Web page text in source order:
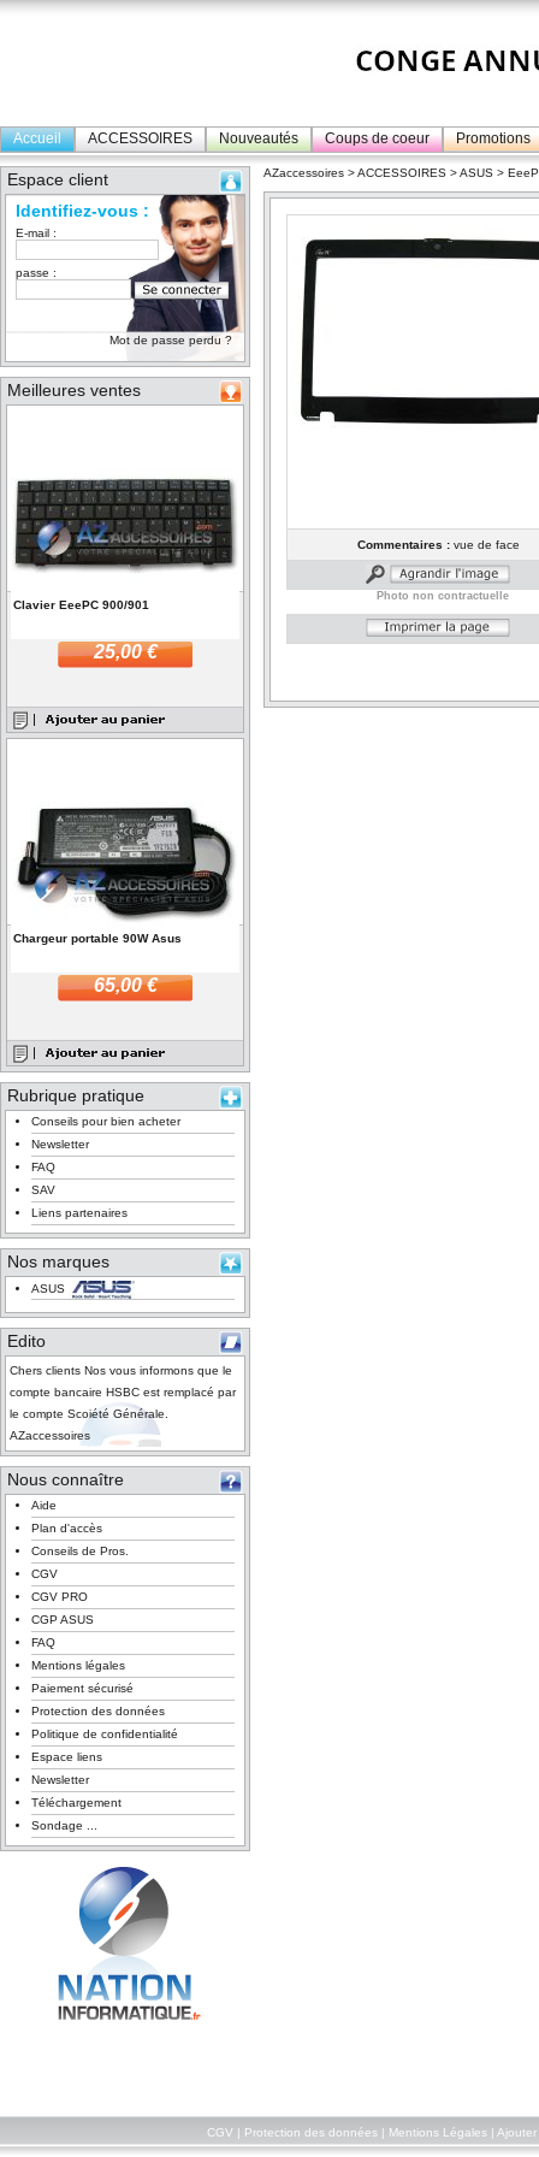
Accueil ACCESSOIRES Nouveautés Coups de coeur Promotions
Espace client
Identifiez-vous :
E-mail :
passe :
Mot de passe perdu ?
Meilleures ventes
Clavier EeePC 900/901
25,00 €
Chargeur portable 90W Asus
65,00 €
Rubrique pratique
Conseils pour bien acheter
Newsletter
FAQ
SAV
Liens partenaires
Nos marques
ASUS
Edito
Chers clients Nos vous informons que le
compte bancaire HSBC est remplacé par
le compte Scoiété Générale.
AZaccessoires
Nous connaître
Aide
Plan d'accès
Conseils de Pros.
CGV
CGV PRO
CGP ASUS
FAQ
Mentions légales
Paiement sécurisé
Protection des données
Politique de confidentialité
Espace liens
Newsletter
Téléchargement
Sondage ...
AZaccessoires >ACCESSOIRES >ASUS >
Commentaires :vue de face
Photo non contractuelle
CGV Protection des données| Mentions Légales| Ajouter